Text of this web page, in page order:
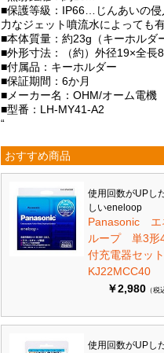
■保護等級：IP66…じんあいの侵
力なジェット噴流水によっても
■本体質量：約23g（キーホルダ
■外形寸法：（約）外径19×全長
■付属品：キーホルダー
■保証期間：6か月
■メーカー名：OHM/オーム電機
■型番：LH-MY41-A2
“
おすすめ商品
使用回数がUPし
しいeneloop
Panasonic エ
ループ 単3形
付充電器セッ
KJ22MCC40
￥2,980 （税
使用回数がUPし